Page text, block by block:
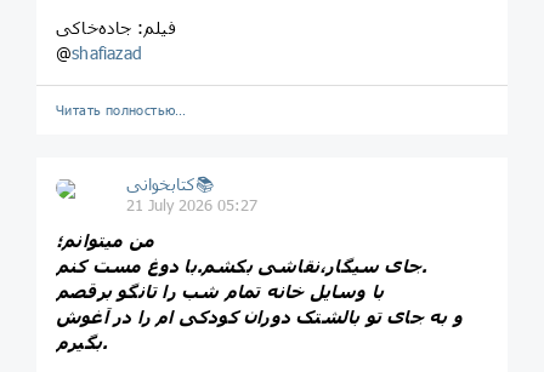
فیلم: جاده‌خاکی
@shafiazad
Читать полностью…
کتابخوانی📚
21 July 2026 05:27
من میتوانم؛
جای سیگار،نقاشی بکشم.با دوغ مست کنم.
با وسایل خانه تمام شب را تانگو برقصم
و به جای تو بالشتک دوران کودکی ام را در آغوش
بگیرم.